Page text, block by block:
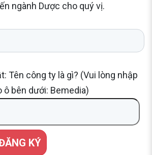
ngành Dược cho quý vị.
Tên công ty là gì? (Vui lòng nhập
ô bên dưới: Bemedia)